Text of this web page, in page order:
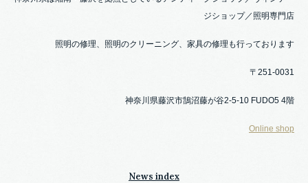
ジショップ／照明専門店
照明の修理、照明のクリーニング、家具の修理も行っております
〒251-0031
神奈川県藤沢市鵠沼藤が谷2-5-10 FUDO5 4階
Online shop
News index